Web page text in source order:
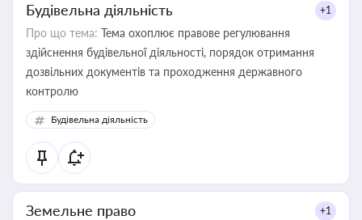
Будівельна діяльність +1
Про що тема: Тема охоплює правове регулювання
здійснення будівельної діяльності, порядок отримання
дозвільних документів та проходження державного
контролю
Будівельна діяльність
Земельне право +1